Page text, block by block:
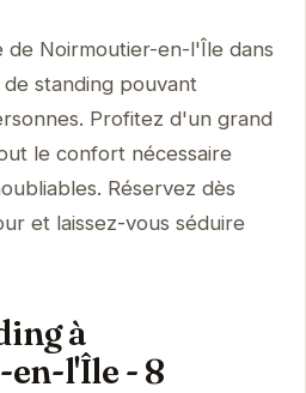
de Noirmoutier-en-l'Île dans
standing pouvant
Profitez d'un grand
le confort nécessaire
Réservez dès
et laissez-vous séduire
à
l'Île - 8